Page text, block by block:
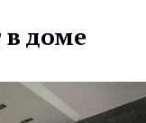
в доме